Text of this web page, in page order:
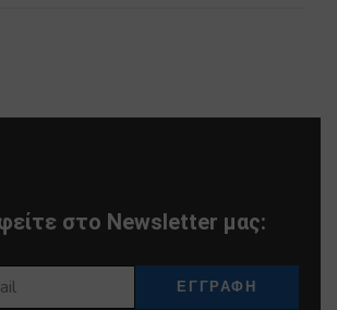
στο Newsletter μας: